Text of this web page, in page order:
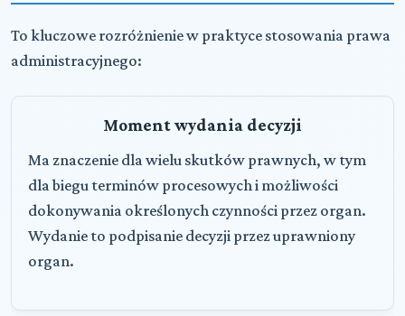
To kluczowe rozróżnienie w praktyce stosowania prawa
administracyjnego:
Moment wydania decyzji
Ma znaczenie dla wielu skutków prawnych, w tym
dla biegu terminów procesowych i możliwości
dokonywania określonych czynności przez organ.
Wydanie to podpisanie decyzji przez uprawniony
organ.